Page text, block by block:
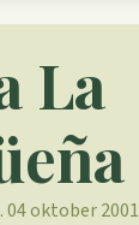
La
04 oktober 2001